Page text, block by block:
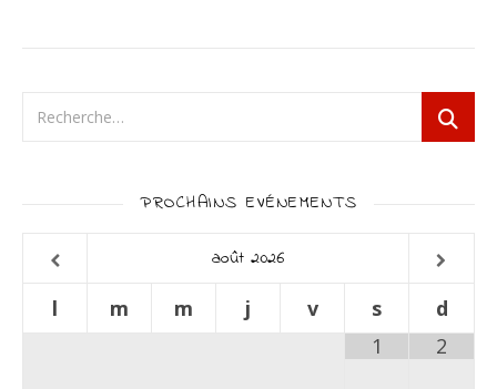
PROCHAINS EVÉNEMENTS
août 2026
l
m m j v s
d
1
2